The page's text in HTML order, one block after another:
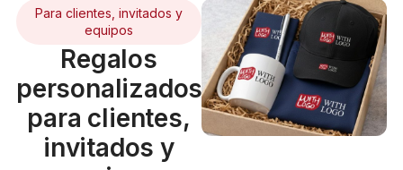
Para clientes, invitados y
equipos
Regalos
personalizados
para clientes,
invitados y